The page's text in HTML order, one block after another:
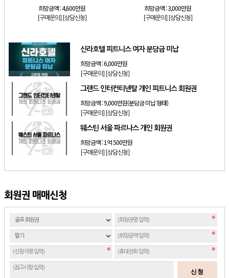
희망금액 :4,600만원
[구매문의] [상담신청]
희망금액 :3,000만원
[구매문의] [상담신청]
신라호텔 피트니스 여자 분담금 미납
희망금액 :6,000만원
[구매문의] [상담신청]
그랜드 인터컨티넨탈 개인 피트니스 회원권
희망금액 :9,000만원(분담금 미납 형태)
[구매문의] [상담신청]
웨스틴 서울 파르나스 개인 회원권
희망금액 :1억 500만원
[구매문의] [상담신청]
회원권 매매신청
신청